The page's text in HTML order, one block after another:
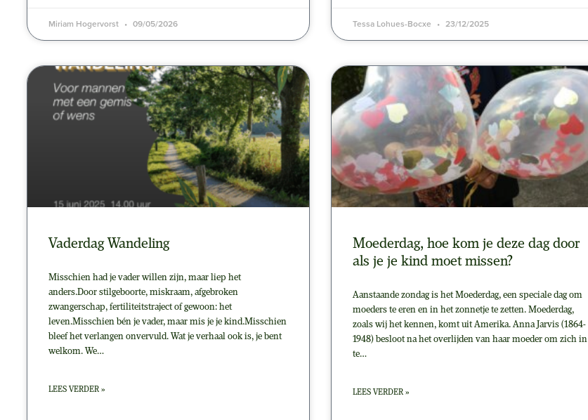
Miriam Hogervorst 09/05/2026 Tessa Lohues-Bocxe 23/12/2025
Vaderdag Wandeling
Misschien had je vader willen zijn, maar liep het
anders.Door stilgeboorte, miskraam, afgebroken
zwangerschap, fertiliteitstraject of gewoon: het
leven.Misschien bén je vader, maar mis je je kind.Misschien
bleef het verlangen onvervuld. Wat je verhaal ook is, je bent
welkom. We…
LEES VERDER »
Moederdag, hoe kom je deze dag door
als je je kind moet missen?
Aanstaande zondag is het Moederdag, een speciale dag om
moeders te eren en in het zonnetje te zetten. Moederdag,
zoals wij het kennen, komt uit Amerika. Anna Jarvis (1864-
1948) besloot na het overlijden van haar moeder om zich in
te…
LEES VERDER »